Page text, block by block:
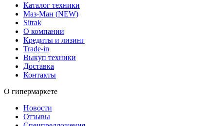
Каталог техники
Маз-Ман (NEW)
Sitrak
О компании
Кредиты и лизинг
Trade-in
Выкуп техники
Доставка
Контакты
О гипермаркете
Новости
Отзывы